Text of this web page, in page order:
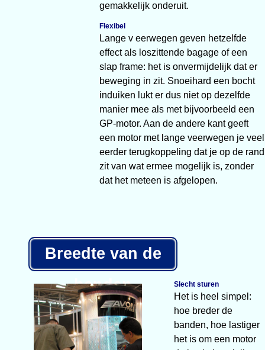
gemakkelijk onderuit.
Flexibel
Lange v eerwegen geven hetzelfde
effect als loszittende bagage of een
slap frame: het is onvermijdelijk dat er
beweging in zit. Snoeihard een bocht
induiken lukt er dus niet op dezelfde
manier mee als met bijvoorbeeld een
GP-motor. Aan de andere kant geeft
een motor met lange veerwegen je veel
eerder terugkoppeling dat je op de rand
zit van wat ermee mogelijk is, zonder
dat het meteen is afgelopen.
Breedte van de
banden
Slecht sturen
Het is heel simpel:
hoe breder de
banden, hoe lastiger
het is om een motor